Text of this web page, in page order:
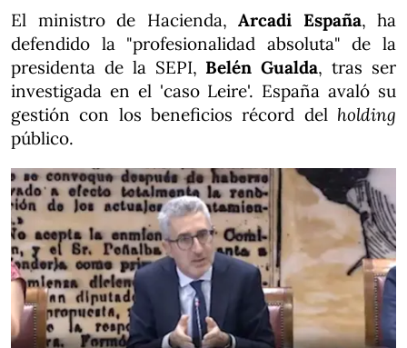
El ministro de Hacienda, Arcadi España, ha
defendido la "profesionalidad absoluta" de la
presidenta de la SEPI, Belén Gualda, tras ser
investigada en el 'caso Leire'. España avaló su
gestión con los beneficios récord del holding
público.